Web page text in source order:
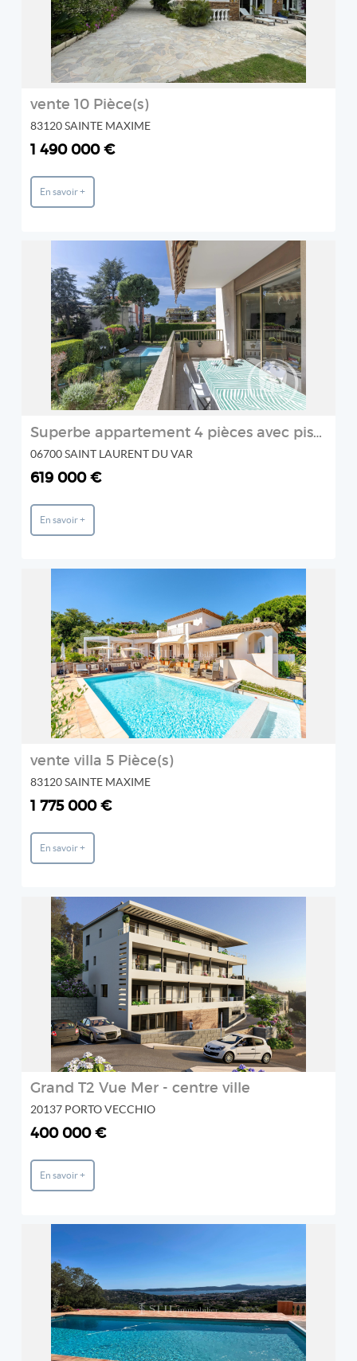
vente 10 Pièce(s)
83120 SAINTE MAXIME
1 490 000 €
En savoir +
REF: 2100LI
AKORIMMO
2
Superbe appartement 4 pièces avec piscine à Saint-Laurent-du-Var
06700 SAINT LAURENT DU VAR
619 000 €
En savoir +
STIL IMMOBILIER
2
vente villa 5 Pièce(s)
83120 SAINTE MAXIME
1 775 000 €
En savoir +
REF: LOT 12
LEWIS MORGAN
2
Grand T2 Vue Mer - centre ville
20137 PORTO VECCHIO
400 000 €
En savoir +
2